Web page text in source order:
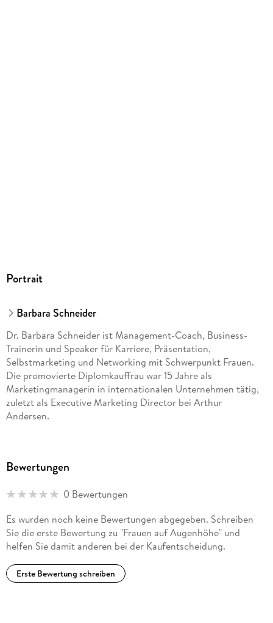
Portrait
Barbara Schneider
Dr. Barbara Schneider ist Management-Coach, Business-
Trainerin und Speaker für Karriere, Präsentation,
Selbstmarketing und Networking mit Schwerpunkt Frauen.
Die promovierte Diplomkauffrau war 15 Jahre als
Marketingmanagerin in internationalen Unternehmen tätig,
zuletzt als Executive Marketing Director bei Arthur
Andersen.
Bewertungen
0 Bewertungen
Es wurden noch keine Bewertungen abgegeben. Schreiben
Sie die erste Bewertung zu "Frauen auf Augenhöhe" und
helfen Sie damit anderen bei der Kaufentscheidung.
Erste Bewertung schreiben